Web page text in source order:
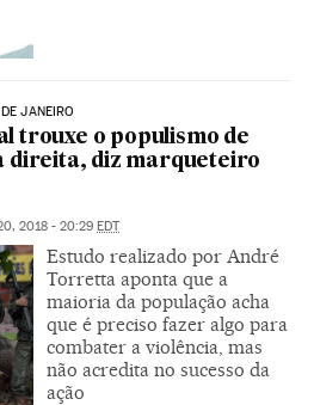
JANEIRO
trouxe o populismo de
direita, diz marqueteiro
2018 - 20:29 EDT
Estudo realizado por André
Torretta aponta que a
maioria da população acha
que é preciso fazer algo para
combater a violência, mas
não acredita no sucesso da
ação